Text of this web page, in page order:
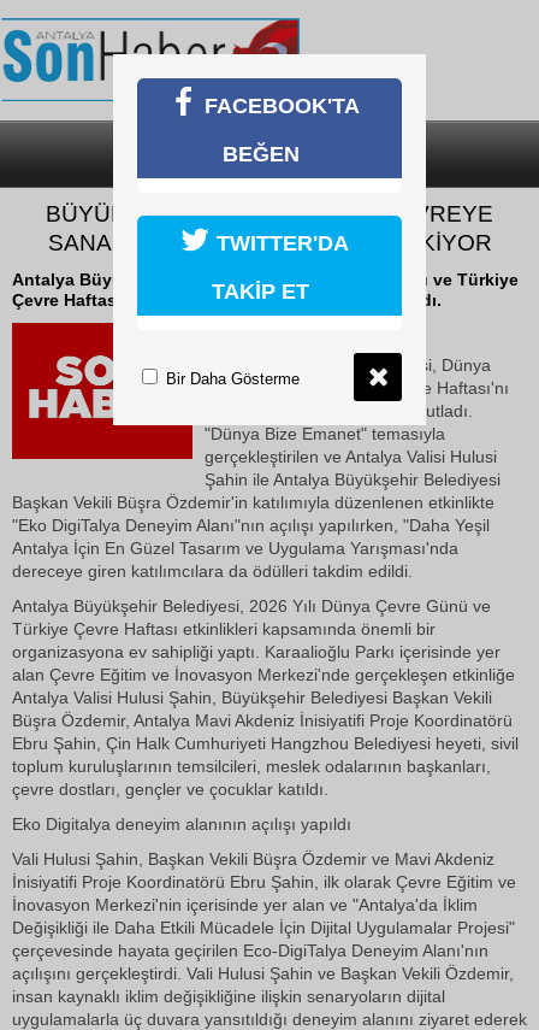
SON DAKİKA
BÜYÜKŞEHİR COP31 ÖNCESİ ÇEVREYE
SANAL GERÇEKLİKLE DİKKAT ÇEKİYOR
Antalya Büyükşehir Belediyesi, Dünya Çevre Günü ve Türkiye
Çevre Haftası'nı geniş kapsamlı bir etkinlikle kutladı.
Antalya Büyükşehir Belediyesi, Dünya
Çevre Günü ve Türkiye Çevre Haftası'nı
geniş kapsamlı bir etkinlikle kutladı.
"Dünya Bize Emanet" temasıyla
gerçekleştirilen ve Antalya Valisi Hulusi
Şahin ile Antalya Büyükşehir Belediyesi
Başkan Vekili Büşra Özdemir'in katılımıyla düzenlenen etkinlikte
"Eko DigiTalya Deneyim Alanı"nın açılışı yapılırken, "Daha Yeşil
Antalya İçin En Güzel Tasarım ve Uygulama Yarışması'nda
dereceye giren katılımcılara da ödülleri takdim edildi.
Antalya Büyükşehir Belediyesi, 2026 Yılı Dünya Çevre Günü ve
Türkiye Çevre Haftası etkinlikleri kapsamında önemli bir
organizasyona ev sahipliği yaptı. Karaalioğlu Parkı içerisinde yer
alan Çevre Eğitim ve İnovasyon Merkezi'nde gerçekleşen etkinliğe
Antalya Valisi Hulusi Şahin, Büyükşehir Belediyesi Başkan Vekili
Büşra Özdemir, Antalya Mavi Akdeniz İnisiyatifi Proje Koordinatörü
Ebru Şahin, Çin Halk Cumhuriyeti Hangzhou Belediyesi heyeti, sivil
toplum kuruluşlarının temsilcileri, meslek odalarının başkanları,
çevre dostları, gençler ve çocuklar katıldı.
Eko Digitalya deneyim alanının açılışı yapıldı
Vali Hulusi Şahin, Başkan Vekili Büşra Özdemir ve Mavi Akdeniz
İnisiyatifi Proje Koordinatörü Ebru Şahin, ilk olarak Çevre Eğitim ve
İnovasyon Merkezi'nin içerisinde yer alan ve "Antalya'da İklim
Değişikliği ile Daha Etkili Mücadele İçin Dijital Uygulamalar Projesi"
çerçevesinde hayata geçirilen Eco-DigiTalya Deneyim Alanı'nın
açılışını gerçekleştirdi. Vali Hulusi Şahin ve Başkan Vekili Özdemir,
insan kaynaklı iklim değişikliğine ilişkin senaryoların dijital
uygulamalarla üç duvara yansıtıldığı deneyim alanını ziyaret ederek
FACEBOOK'TA
BEĞEN
TWITTER'DA
TAKİP ET
Bir Daha Gösterme